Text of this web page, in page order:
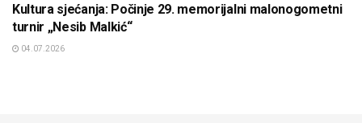
Kultura sjećanja: Počinje 29. memorijalni malonogometni
turnir „Nesib Malkić“
04.07.2026